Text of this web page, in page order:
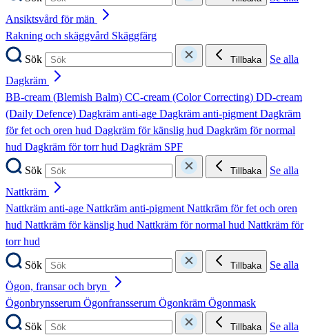
Ansiktsvård för män
Rakning och skäggvård Skäggfärg
Sök
Tillbaka
Se alla
Dagkräm
BB-cream (Blemish Balm) CC-cream (Color Correcting) DD-cream
(Daily Defence) Dagkräm anti-age Dagkräm anti-pigmentDagkräm
för fet och oren hud Dagkräm för känslig hud Dagkräm för normal
hud Dagkräm för torr hud Dagkräm SPF
Sök
Tillbaka
Se alla
Nattkräm
Nattkräm anti-age Nattkräm anti-pigmentNattkräm för fet och oren
hud Nattkräm för känslig hud Nattkräm för normal hud Nattkräm för
torr hud
Sök
Tillbaka
Se alla
Ögon, fransar och bryn
Ögonbrynsserum Ögonfransserum Ögonkräm Ögonmask
Sök
Tillbaka
Se alla